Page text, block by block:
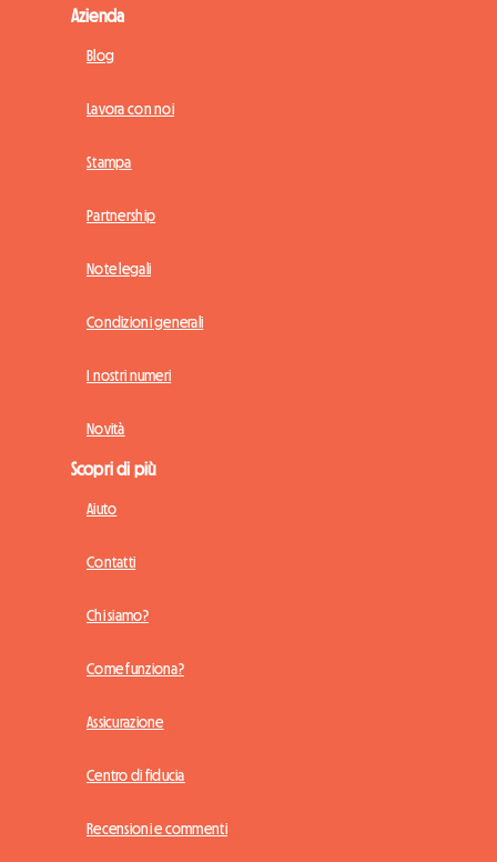
Azienda
Blog
Lavora con noi
Stampa
Partnership
Note legali
Condizioni generali
I nostri numeri
Novità
Scopri di più
Aiuto
Contatti
Chi siamo?
Come funziona?
Assicurazione
Centro di fiducia
Recensioni e commenti